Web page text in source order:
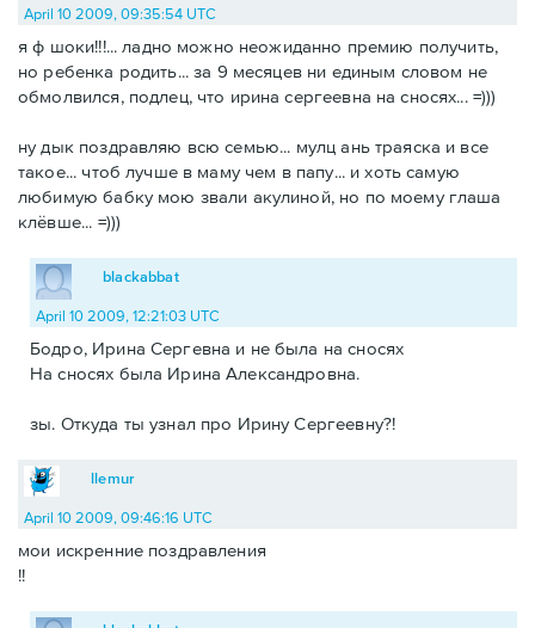
April 10 2009, 09:35:54 UTC
я ф шоки!!!... ладно можно неожиданно премию получить,
но ребенка родить... за 9 месяцев ни единым словом не
обмолвился, подлец, что ирина сергеевна на сносях... =)))
ну дык поздравляю всю семью... мулц ань траяска и все
такое... чтоб лучше в маму чем в папу... и хоть самую
любимую бабку мою звали акулиной, но по моему глаша
клёвше... =)))
blackabbat
April 10 2009, 12:21:03 UTC
Бодро, Ирина Сергевна и не была на сносях
На сносях была Ирина Александровна.
зы. Откуда ты узнал про Ирину Сергеевну?!
llemur
April 10 2009, 09:46:16 UTC
мои искренние поздравления
!!